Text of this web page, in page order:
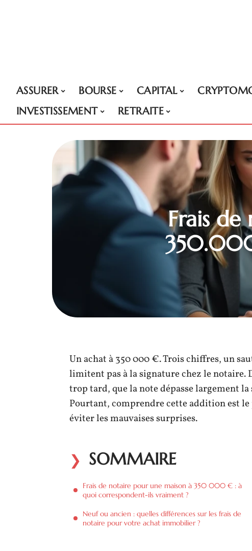
ASSURER BOURSE CAPITAL
INVESTISSEMENT
RETRAITE
Frais
Un achat à 350 000 €. Trois chiffres, un
limitent pas à la signature chez le notaire.
trop tard, que la note dépasse largement
Pourtant, comprendre cette addition est
éviter les mauvaises surprises.
SOMMAIRE
Frais de notaire pour une maison à 350 000 € : à
quoi correspondent-ils vraiment ?
Neuf ou ancien : quelles différences sur les frais de
notaire pour votre achat immobilier ?